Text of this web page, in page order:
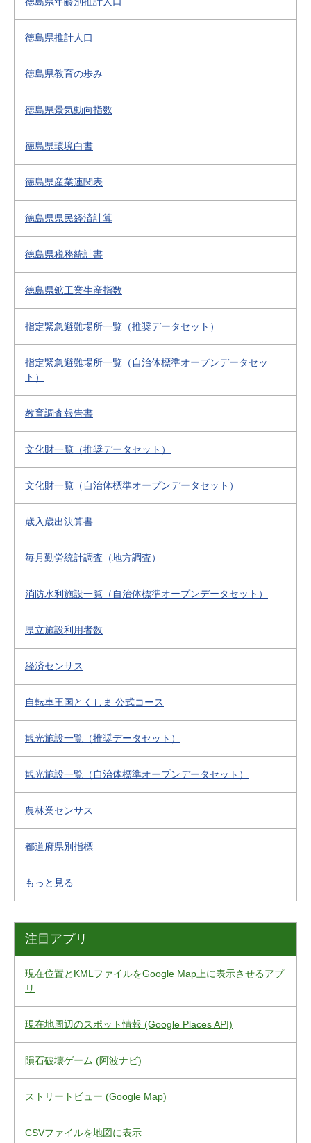
徳島県推計人口
徳島県教育の歩み
徳島県景気動向指数
徳島県環境白書
徳島県産業連関表
徳島県県民経済計算
徳島県税務統計書
徳島県鉱工業生産指数
指定緊急避難場所一覧（推奨データセット）
指定緊急避難場所一覧（自治体標準オープンデータセッ
ト）
教育調査報告書
文化財一覧（推奨データセット）
文化財一覧（自治体標準オープンデータセット）
歳入歳出決算書
毎月勤労統計調査（地方調査）
消防水利施設一覧（自治体標準オープンデータセット）
県立施設利用者数
経済センサス
自転車王国とくしま 公式コース
観光施設一覧（推奨データセット）
観光施設一覧（自治体標準オープンデータセット）
農林業センサス
都道府県別指標
もっと見る
注目アプリ
現在位置とKMLファイルをGoogle Map上に表示させるアプ
リ
現在地周辺のスポット情報 (Google Places API)
隕石破壊ゲーム (阿波ナビ)
ストリートビュー (Google Map)
CSVファイルを地図に表示